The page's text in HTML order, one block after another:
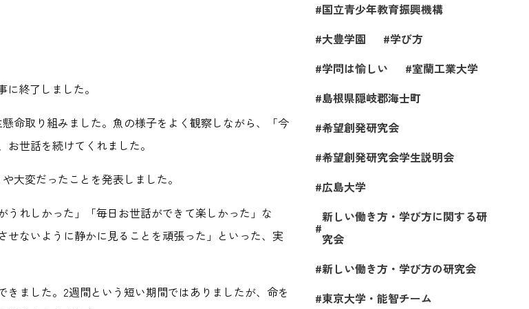
終了しました。
命取り組みました。魚の様子をよく観察しながら、「今
世話を続けてくれました。
大変だったことを発表しました。
うれしかった」「毎日お世話ができて楽しかった」な
ないように静かに見ることを頑張った」といった、実
ました。2週間という短い期間ではありましたが、命を
国立青少年教育振興機構
大豊学園
学び方
学問は愉しい
室蘭工業大学
島根県隠岐郡海士町
希望創発研究会
希望創発研究会学生説明会
広島大学
新しい働き方・学び方に関する研
究会
新しい働き方・学び方の研究会
東京大学・能智チーム